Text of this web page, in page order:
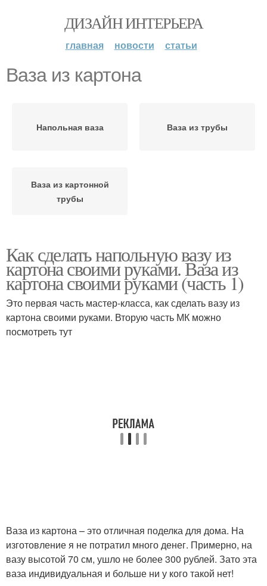
ДИЗАЙН ИНТЕРЬЕРА
главная новости статьи
Ваза из картона
Напольная ваза Ваза из трубы
Ваза из картонной
трубы
Как сделать напольную вазу из
картона своими руками. Ваза из
картона своими руками (часть 1)
Это первая часть мастер-класса, как сделать вазу из
картона своими руками. Вторую часть МК можно
посмотреть тут
Ваза из картона – это отличная поделка для дома. На
изготовление я не потратил много денег. Примерно, на
вазу высотой 70 см, ушло не более 300 рублей. Зато эта
ваза индивидуальная и больше ни у кого такой нет!